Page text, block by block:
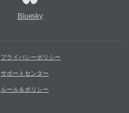
Bluesky
プライバシーポリシー
サポートセンター
ルール＆ポリシー